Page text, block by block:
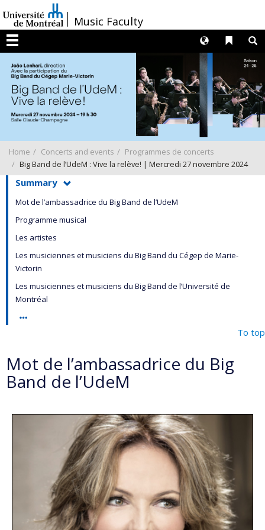
au
contenu
/Music Faculty
Menu
Liens
Langues
Home Concerts and events
Programmes de concerts
Big Band de l’UdeM : Vive la relève! | Mercredi 27 novembre 2024
Summary
Mot de l’ambassadrice du Big Band de l’UdeM
Programme musical
Les artistes
Les musiciennes et musiciens du Big Band du Cégep de Marie-
Victorin
Les musiciennes et musiciens du Big Band de l’Université de
Montréal
To top
Mot de l’ambassadrice du Big
Band de l’UdeM